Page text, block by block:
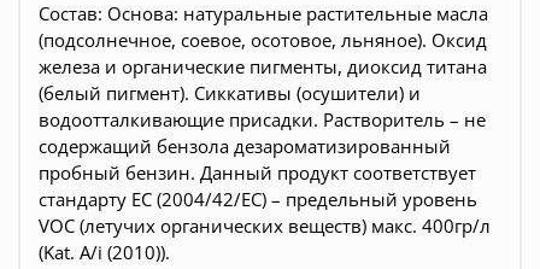
Состав: Основа: натуральные растительные масла
(подсолнечное, соевое, осотовое, льняное). Оксид
железа и органические пигменты, диоксид титана
(белый пигмент). Сиккативы (осушители) и
водоотталкивающие присадки. Растворитель – не
содержащий бензола дезароматизированный
пробный бензин. Данный продукт соответствует
стандарту EC (2004/42/EC) – предельный уровень
VOC (летучих органических веществ) макс. 400гр/л
(Kat. A/i (2010)).